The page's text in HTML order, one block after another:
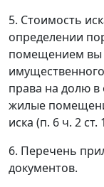
5. Стоимость
определении
помещением вы
права на долю
жилые
иска (п. 6 ч. 2
6. Перечень
документов.